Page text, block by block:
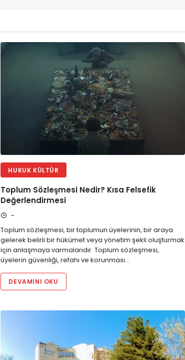
HUKUK KÜLTÜR
Toplum Sözleşmesi Nedir? Kısa Felsefik
Değerlendirmesi
-
Toplum sözleşmesi, bir toplumun üyelerinin, bir araya
gelerek belirli bir hükümet veya yönetim şekli oluşturmak
için anlaşmaya varmalarıdır. Toplum sözleşmesi,
üyelerin güvenliği, refahı ve korunması…
DEVAMINI OKU